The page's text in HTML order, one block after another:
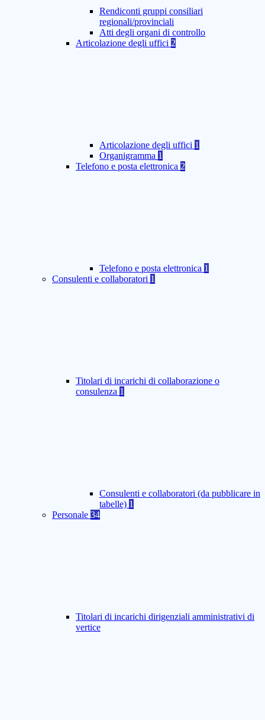
Rendiconti gruppi consiliari
regionali/provinciali
Atti degli organi di controllo
Articolazione degli uffici 2
Articolazione degli uffici 1
Organigramma 1
Telefono e posta elettronica 2
Telefono e posta elettronica 1
Consulenti e collaboratori 1
Titolari di incarichi di collaborazione o
consulenza 1
Consulenti e collaboratori (da pubblicare in
tabelle) 1
Personale 34
Titolari di incarichi dirigenziali amministrativi di
vertice